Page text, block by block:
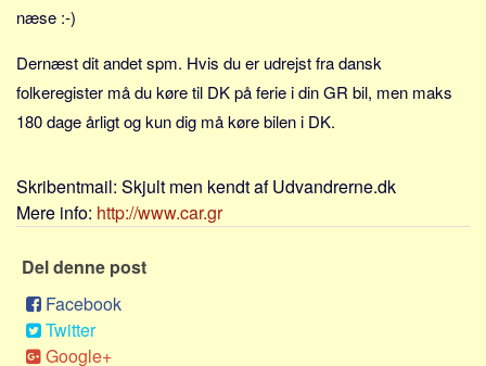
Virksomhed
Investering
Pension og opsparing
Social sikring og sundhed
Alle
Aspekter
Køb og salg
næse :-)
Dernæst dit andet spm. Hvis du er udrejst fra dansk
folkeregister må du køre til DK på ferie i din GR bil, men maks
180 dage årligt og kun dig må køre bilen i DK.
Skribentmail: Skjult men kendt af Udvandrerne.dk
Mere info: http://www.car.gr
Del denne post
Facebook
Twitter
Google+